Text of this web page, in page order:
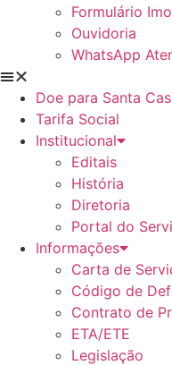
Formulário
Ouvidoria
WhatsApp
Doe para Santa
Tarifa Social
Institucional
Editais
História
Diretoria
Portal do
Informações
Carta de
Código de
Contrato de
ETA/ETE
Legislação